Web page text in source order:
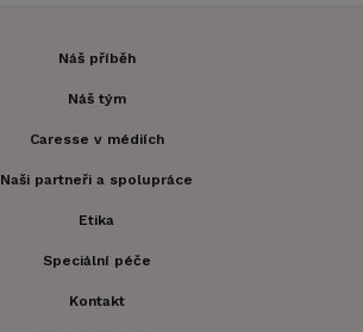
Náš příběh
Náš tým
Caresse v médiích
Naši partneři a spolupráce
Etika
Speciální péče
Kontakt